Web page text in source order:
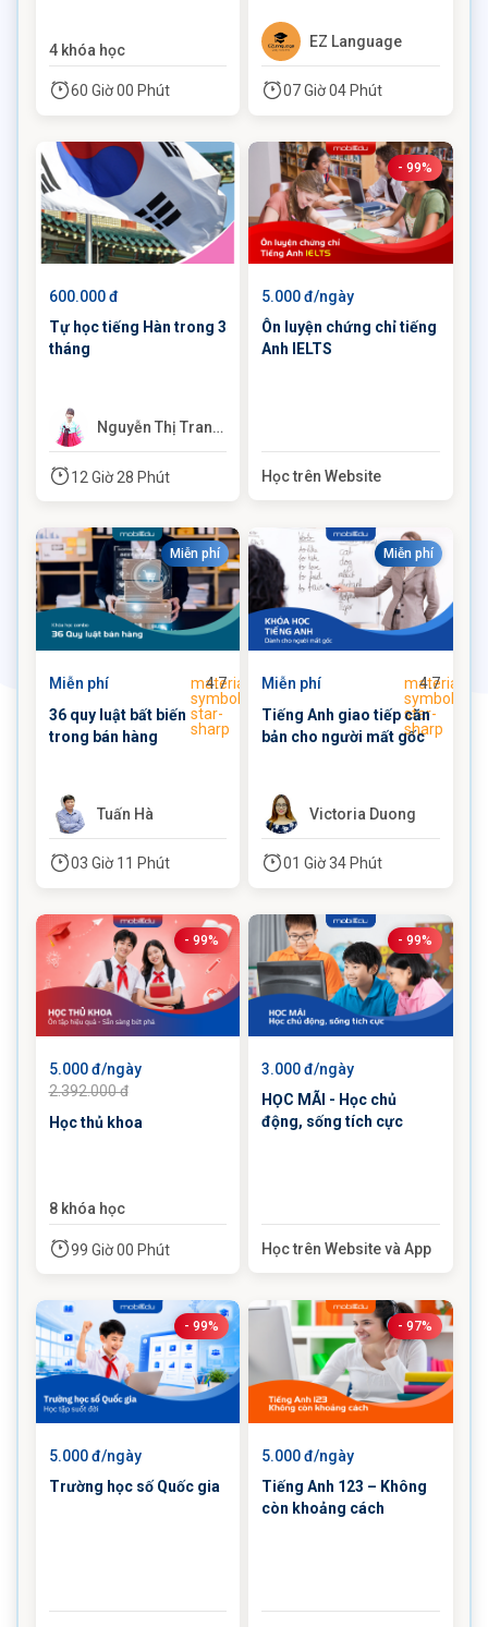
4 khóa học
60 Giờ 00 Phút
EZ Language
07 Giờ 04 Phút
600.000 đ
Tự học tiếng Hàn trong 3
tháng
Nguyễn Thị Trang
(Trang Korean)
12 Giờ 28 Phút
- 99%
5.000 đ/ngày
Ôn luyện chứng chỉ tiếng
Anh IELTS
Học trên Website
Miễn phí
Miễn phí
material-
symbols:kid-
star-
sharp
4.7
36 quy luật bất biến
trong bán hàng
Tuấn Hà
03 Giờ 11 Phút
Miễn phí
Miễn phí
material-
star-
sharp
4.7
Tiếng Anh giao tiếp căn
bản cho người mất gốc
Victoria Duong
01 Giờ 34 Phút
- 99%
5.000 đ/ngày
2.392.000 đ
Học thủ khoa
8 khóa học
99 Giờ 00 Phút
- 99%
3.000 đ/ngày
HỌC MÃI - Học chủ
động, sống tích cực
Học trên Website và App
- 99%
5.000 đ/ngày
Trường học số Quốc gia
- 97%
5.000 đ/ngày
Tiếng Anh 123 – Không
còn khoảng cách